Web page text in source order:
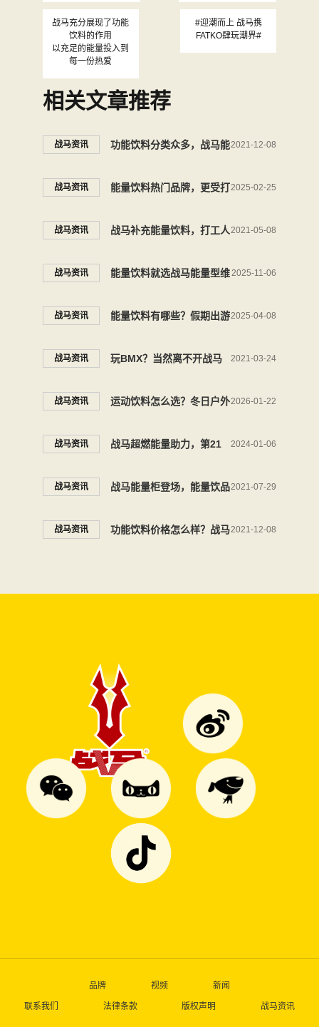
战马充分展现了功能
饮料的作用
以充足的能量投入到
每一份热爱
#迎潮而上 战马携
FATKO肆玩潮界#
相关文章推荐
战马资讯 功能饮料分类众多，战马能
量型维生素饮料有何优点？
2021-12-08
战马资讯 能量饮料热门品牌，更受打
工人欢迎的原来是它
2025-02-25
战马资讯 战马补充能量饮料，打工人
的标配
2021-05-08
战马资讯 能量饮料就选战马能量型维
生素饮料，秋季骑行能量搭
2025-11-06
战马资讯 能量饮料有哪些？假期出游
就选战马能量饮料
2025-04-08
战马资讯 玩BMX？当然离不开战马
饮料的陪伴！
2021-03-24
战马资讯 运动饮料怎么选？冬日户外
运动补充能量还是这个品牌
2026-01-22
战马资讯 战马超燃能量助力，第21
届南山公开赛全新来袭
2024-01-06
战马资讯 战马能量柜登场，能量饮品
新势力跨界融合
2021-07-29
战马资讯 功能饮料价格怎么样？战马2021-12-08
品牌 视频 新闻
联系我们 法律条款 版权声明 战马资讯